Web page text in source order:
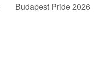
Budapest Pride 2026